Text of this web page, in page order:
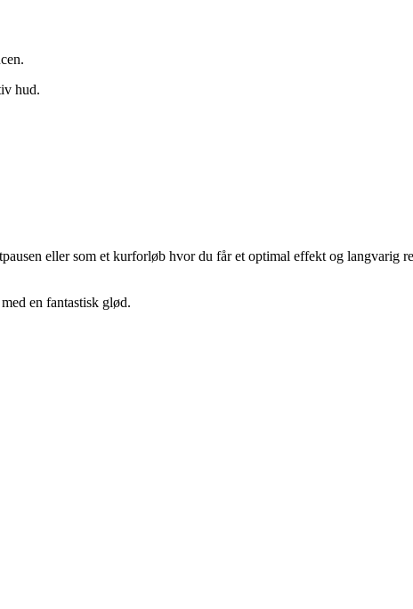
hud.
eller som et kurforløb hvor du får et optimal effekt og langvarig
en fantastisk glød.